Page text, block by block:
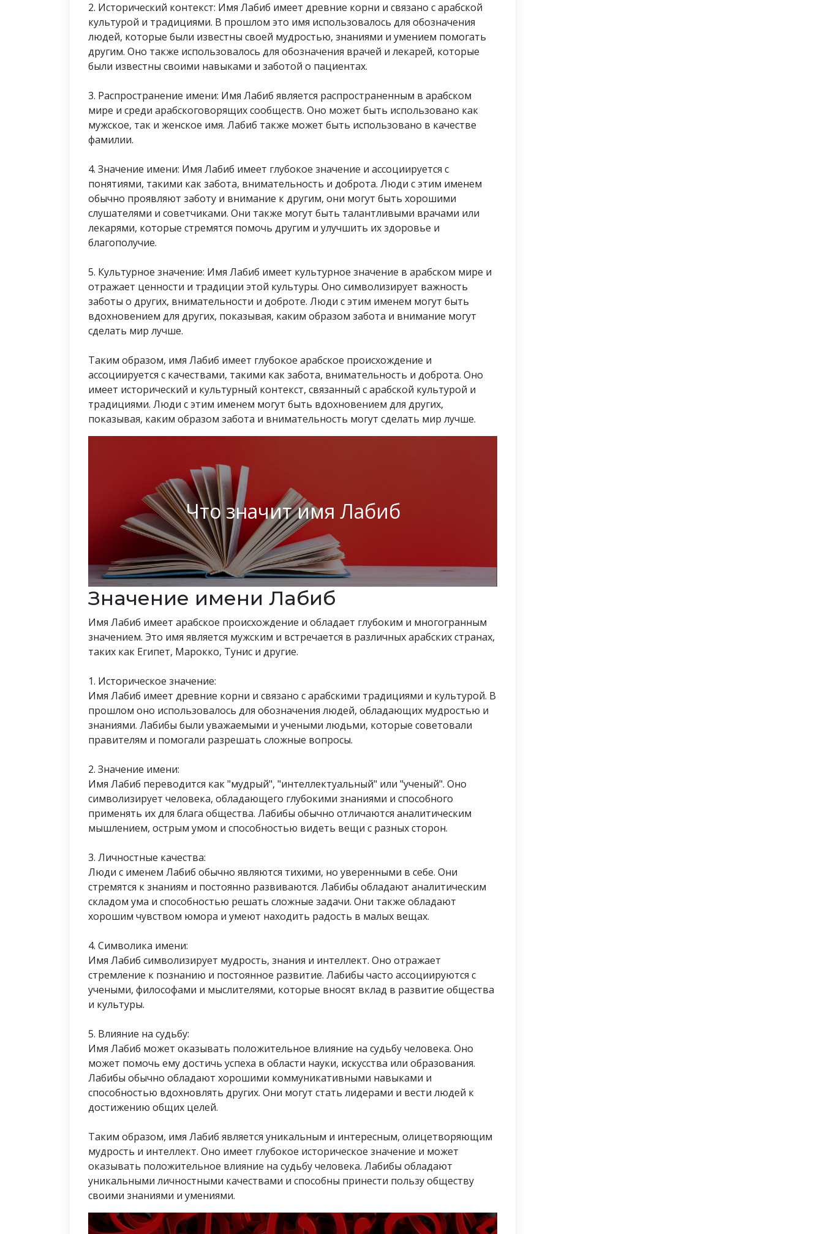
2. Исторический контекст: Имя Лабиб имеет древние корни и связано с арабской
культурой и традициями. В прошлом это имя использовалось для обозначения
людей, которые были известны своей мудростью, знаниями и умением помогать
другим. Оно также использовалось для обозначения врачей и лекарей, которые
были известны своими навыками и заботой о пациентах.
3. Распространение имени: Имя Лабиб является распространенным в арабском
мире и среди арабскоговорящих сообществ. Оно может быть использовано как
мужское, так и женское имя. Лабиб также может быть использовано в качестве
фамилии.
4. Значение имени: Имя Лабиб имеет глубокое значение и ассоциируется с
понятиями, такими как забота, внимательность и доброта. Люди с этим именем
обычно проявляют заботу и внимание к другим, они могут быть хорошими
слушателями и советчиками. Они также могут быть талантливыми врачами или
лекарями, которые стремятся помочь другим и улучшить их здоровье и
благополучие.
5. Культурное значение: Имя Лабиб имеет культурное значение в арабском мире и
отражает ценности и традиции этой культуры. Оно символизирует важность
заботы о других, внимательности и доброте. Люди с этим именем могут быть
вдохновением для других, показывая, каким образом забота и внимание могут
сделать мир лучше.
Таким образом, имя Лабиб имеет глубокое арабское происхождение и
ассоциируется с качествами, такими как забота, внимательность и доброта. Оно
имеет исторический и культурный контекст, связанный с арабской культурой и
традициями. Люди с этим именем могут быть вдохновением для других,
показывая, каким образом забота и внимательность могут сделать мир лучше.
Что значит имя Лабиб
Значение имени Лабиб
Имя Лабиб имеет арабское происхождение и обладает глубоким и многогранным
значением. Это имя является мужским и встречается в различных арабских странах,
таких как Египет, Марокко, Тунис и другие.
1. Историческое значение:
Имя Лабиб имеет древние корни и связано с арабскими традициями и культурой. В
прошлом оно использовалось для обозначения людей, обладающих мудростью и
знаниями. Лабибы были уважаемыми и учеными людьми, которые советовали
правителям и помогали разрешать сложные вопросы.
2. Значение имени:
Имя Лабиб переводится как "мудрый", "интеллектуальный" или "ученый". Оно
символизирует человека, обладающего глубокими знаниями и способного
применять их для блага общества. Лабибы обычно отличаются аналитическим
мышлением, острым умом и способностью видеть вещи с разных сторон.
3. Личностные качества:
Люди с именем Лабиб обычно являются тихими, но уверенными в себе. Они
стремятся к знаниям и постоянно развиваются. Лабибы обладают аналитическим
складом ума и способностью решать сложные задачи. Они также обладают
хорошим чувством юмора и умеют находить радость в малых вещах.
4. Символика имени:
Имя Лабиб символизирует мудрость, знания и интеллект. Оно отражает
стремление к познанию и постоянное развитие. Лабибы часто ассоциируются с
учеными, философами и мыслителями, которые вносят вклад в развитие общества
и культуры.
5. Влияние на судьбу:
Имя Лабиб может оказывать положительное влияние на судьбу человека. Оно
может помочь ему достичь успеха в области науки, искусства или образования.
Лабибы обычно обладают хорошими коммуникативными навыками и
способностью вдохновлять других. Они могут стать лидерами и вести людей к
достижению общих целей.
Таким образом, имя Лабиб является уникальным и интересным, олицетворяющим
мудрость и интеллект. Оно имеет глубокое историческое значение и может
оказывать положительное влияние на судьбу человека. Лабибы обладают
уникальными личностными качествами и способны принести пользу обществу
своими знаниями и умениями.